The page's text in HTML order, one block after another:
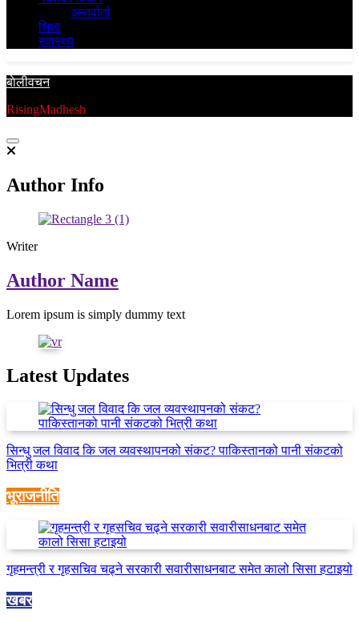
अन्तर्वार्ता
शिक्षा
स्वास्थ्य
बाेलीवचन
RisingMadhesh
Author Info
Writer
Author Name
Lorem ipsum is simply dummy text
Latest Updates
सिन्धु जल विवाद कि जल व्यवस्थापनको संकट? पाकिस्तानको पानी संकटको
भित्री कथा
भूराजनीति
गृहमन्त्री र गृहसचिव चढ्ने सरकारी सवारीसाधनबाट समेत कालो सिसा हटाइयो
खबर